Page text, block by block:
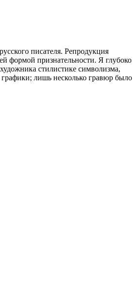
писателя. Репродукция
формой признательности. Я глубоко
стилистике символизма,
лишь несколько гравюр было